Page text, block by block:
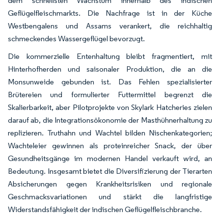
Geflügelfleischmarkts. Die Nachfrage ist in der Küche
Westbengalens und Assams verankert, die reichhaltig
schmeckendes Wassergeflügel bevorzugt.
Die kommerzielle Entenhaltung bleibt fragmentiert, mit
Hinterhofherden und saisonaler Produktion, die an die
Monsunweide gebunden ist. Das Fehlen spezialisierter
Brütereien und formulierter Futtermittel begrenzt die
Skalierbarkeit, aber Pilotprojekte von Skylark Hatcheries zielen
darauf ab, die Integrationsökonomie der Masthühnerhaltung zu
replizieren. Truthahn und Wachtel bilden Nischenkategorien;
Wachteleier gewinnen als proteinreicher Snack, der über
Gesundheitsgänge im modernen Handel verkauft wird, an
Bedeutung. Insgesamt bietet die Diversifizierung der Tierarten
Absicherungen gegen Krankheitsrisiken und regionale
Geschmacksvariationen und stärkt die langfristige
Widerstandsfähigkeit der indischen Geflügelfleischbranche.